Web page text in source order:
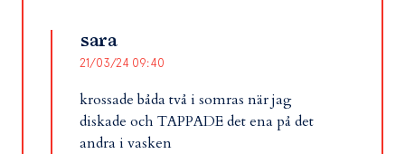
sara
21/03/24 09:40
krossade båda två i somras när jag
diskade och TAPPADE det ena på det
andra i vasken